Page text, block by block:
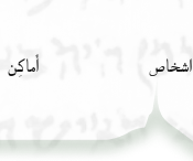
اشخاص أَماكِن